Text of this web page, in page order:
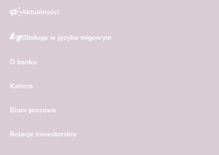
Aktualności
Obsługa w języku migowym
O banku
Kariera
Biuro prasowe
Relacje inwestorskie